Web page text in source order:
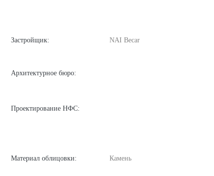
Застройщик: NAI Becar
Архитектурное бюро:
Проектирование НФС:
Материал облицовки: Камень